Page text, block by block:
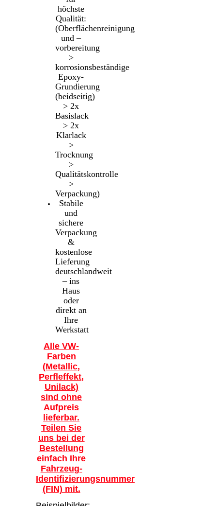
höchste
Qualität:
(Oberflächenreinigung
und –
vorbereitung
>
korrosionsbeständige
Epoxy-
Grundierung
(beidseitig)
> 2x
Basislack
> 2x
Klarlack
>
Trocknung
>
Qualitätskontrolle
>
Verpackung)
Stabile
und
sichere
Verpackung
&
kostenlose
Lieferung
deutschlandweit
– ins
Haus
oder
direkt an
Ihre
Werkstatt
Alle VW-
Farben
(Metallic,
Perfleffekt,
Unilack)
sind ohne
Aufpreis
lieferbar.
Teilen Sie
uns bei der
Bestellung
einfach Ihre
Fahrzeug-
Identifizierungsnummer
(FIN) mit.